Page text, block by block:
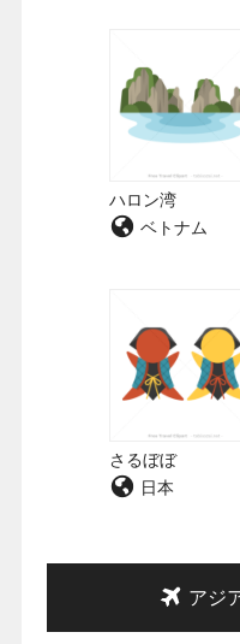
ハロン湾
ベトナム
さるぼぼ
日本
アジ